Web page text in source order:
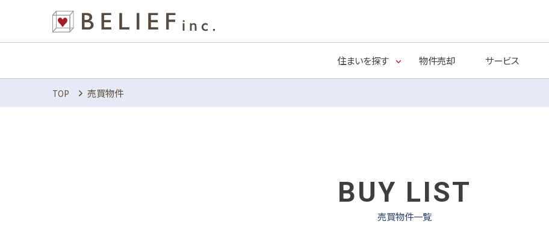
住まいを探す 物件売却 サービス
TOP 売買物件
BUY LIST
売買物件一覧